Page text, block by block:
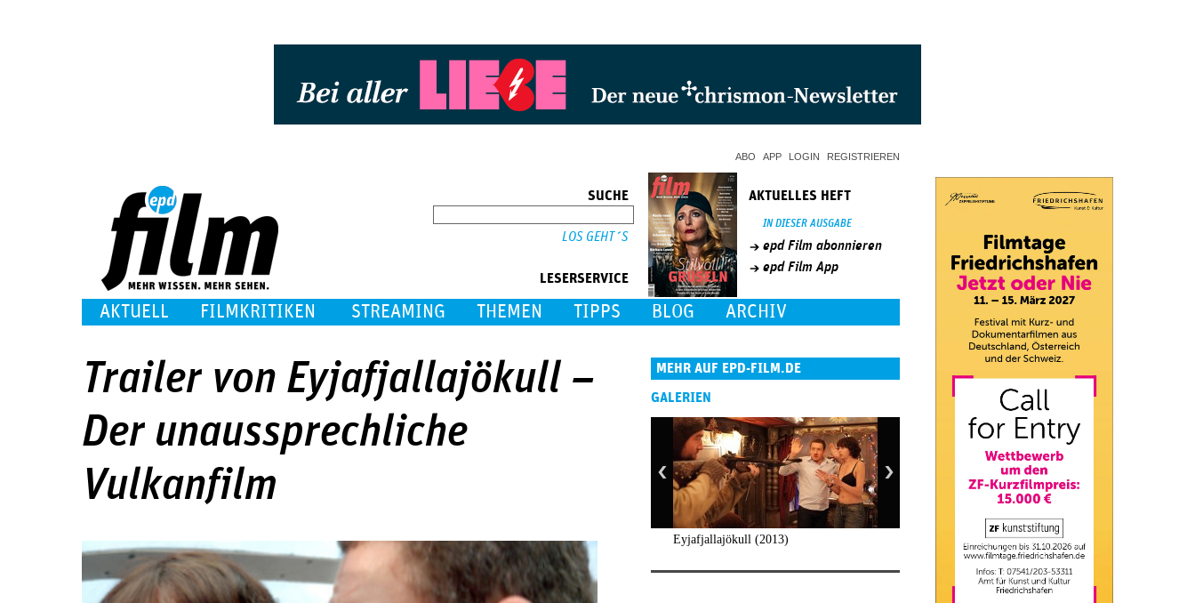
ABO APP LOGIN REGISTRIEREN
SUCHE
LESERSERVICE
AKTUELLES HEFT
IN DIESER AUSGABE
epd Film abonnieren
epd Film App
AKTUELL FILMKRITIKEN STREAMING THEMEN TIPPS BLOG ARCHIV
Trailer von Eyjafjallajökull –
Der unaussprechliche
Vulkanfilm
MEHR AUF EPD-FILM.DE
GALERIEN
Eyjafjallajökull (2013)